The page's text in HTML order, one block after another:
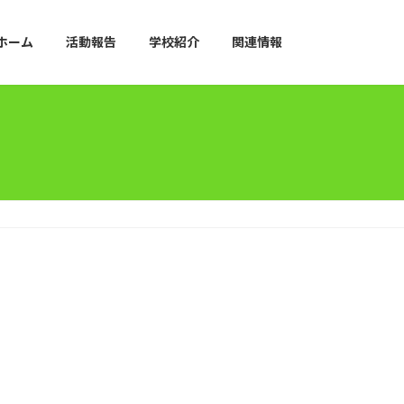
ーム 活動報告 学校紹介 関連情報